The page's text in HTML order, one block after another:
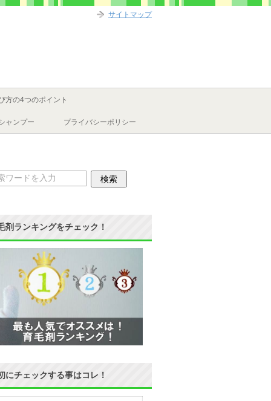
方の4つのポイント
ャンプー プライバシーポリシー
剤ランキングをチェック！
にチェックする事はコレ！
サイトマップ